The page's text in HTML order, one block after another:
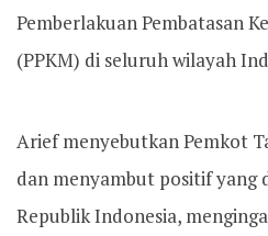
Pemberlakuan Pembatasan
(PPKM) di seluruh wilayah
Arief menyebutkan Pemkot
dan menyambut positif yang
Republik Indonesia,